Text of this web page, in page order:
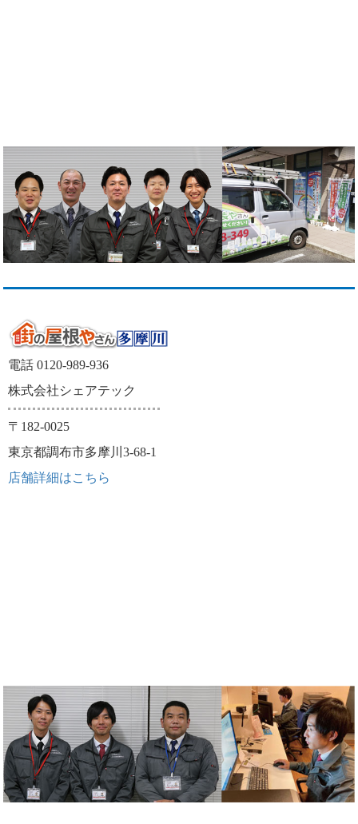
電話 0120-989-936
株式会社シェアテック
〒182-0025
東京都調布市多摩川3-68-1
店舗詳細はこちら